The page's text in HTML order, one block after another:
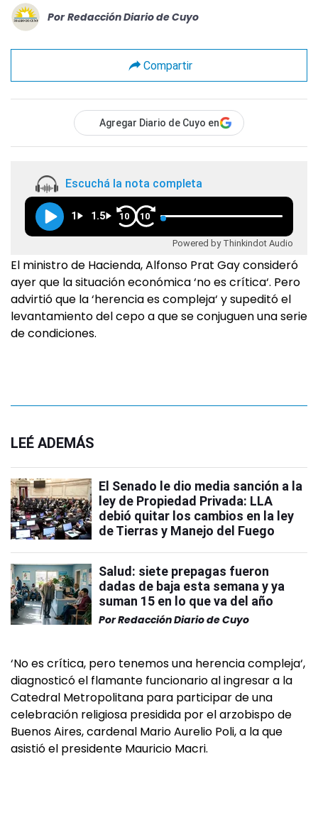
Por Redacción Diario de Cuyo
Compartir
Agregar Diario de Cuyo en
Escuchá la nota completa
1 1.5 10 10
Powered by Thinkindot Audio
El ministro de Hacienda, Alfonso Prat Gay consideró
ayer que la situación económica ‘no es crítica‘. Pero
advirtió que la ‘herencia es compleja‘ y supeditó el
levantamiento del cepo a que se conjuguen una serie
de condiciones.
LEÉ ADEMÁS
El Senado le dio media sanción a la
ley de Propiedad Privada: LLA
debió quitar los cambios en la ley
de Tierras y Manejo del Fuego
Salud: siete prepagas fueron
dadas de baja esta semana y ya
suman 15 en lo que va del año
PorRedacción Diario de Cuyo
‘No es crítica, pero tenemos una herencia compleja‘,
diagnosticó el flamante funcionario al ingresar a la
Catedral Metropolitana para participar de una
celebración religiosa presidida por el arzobispo de
Buenos Aires, cardenal Mario Aurelio Poli, a la que
asistió el presidente Mauricio Macri.